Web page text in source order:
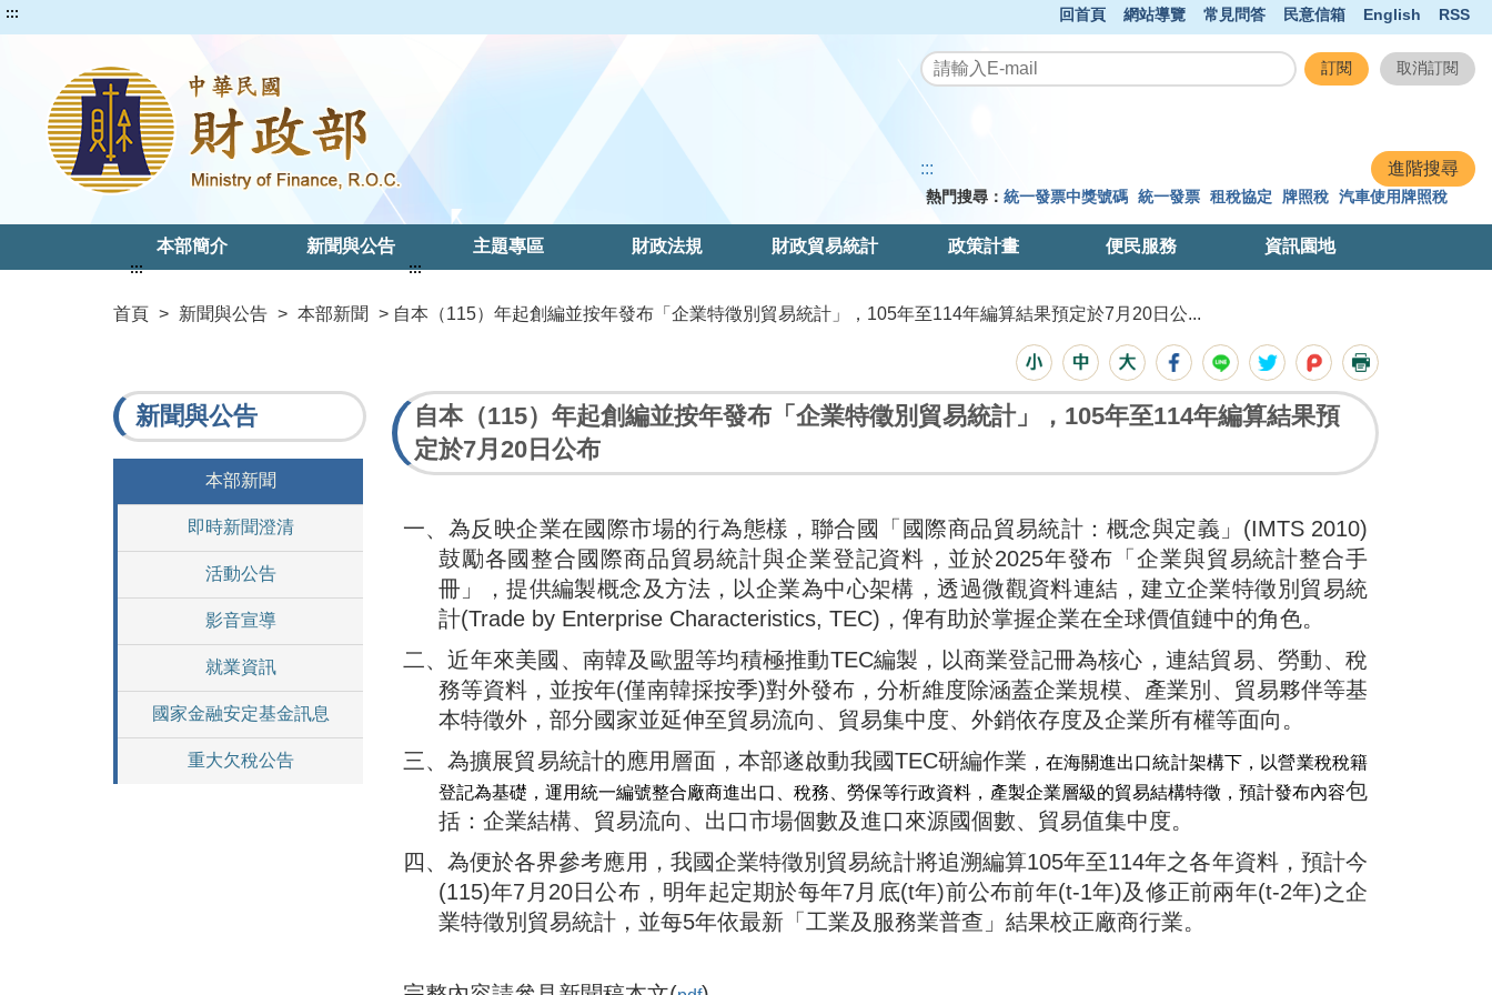
::: 回首頁 網站導覽 常見問答 民意信箱 English RSS
:::
熱門搜尋： 統一發票中獎號碼 統一發票 租稅協定 牌照稅 汽車使用牌照稅
本部簡介 新聞與公告 主題專區 財政法規 財政貿易統計 政策計畫 便民服務 資訊園地
首頁 > 新聞與公告 > 本部新聞 > 自本（115）年起創編並按年發布「企業特徵別貿易統計」，105年至114年編算結果預定於7月20日公...
:::
新聞與公告
本部新聞
即時新聞澄清
活動公告
影音宣導
就業資訊
國家金融安定基金訊息
重大欠稅公告
:::
自本（115）年起創編並按年發布「企業特徵別貿易統計」，105年至114年編算結果預
定於7月20日公布
一、為反映企業在國際市場的行為態樣，聯合國「國際商品貿易統計：概念與定義」(IMTS 2010)
鼓勵各國整合國際商品貿易統計與企業登記資料，並於2025年發布「企業與貿易統計整合手
冊」，提供編製概念及方法，以企業為中心架構，透過微觀資料連結，建立企業特徵別貿易統
計(Trade by Enterprise Characteristics, TEC)，俾有助於掌握企業在全球價值鏈中的角色。
二、近年來美國、南韓及歐盟等均積極推動TEC編製，以商業登記冊為核心，連結貿易、勞動、稅
務等資料，並按年(僅南韓採按季)對外發布，分析維度除涵蓋企業規模、產業別、貿易夥伴等基
本特徵外，部分國家並延伸至貿易流向、貿易集中度、外銷依存度及企業所有權等面向。
三、為擴展貿易統計的應用層面，本部遂啟動我國TEC研編作業 ，在海關進出口統計架構下，以營業稅稅籍
登記為基礎，運用統一編號整合廠商進出口、稅務、勞保等行政資料，產製企業層級的貿易結構特徵，預計發布內容包
括：企業結構、貿易流向、出口市場個數及進口來源國個數、貿易值集中度。
四、為便於各界參考應用，我國企業特徵別貿易統計將追溯編算105年至114年之各年資料，預計今
(115)年7月20日公布，明年起定期於每年7月底(t年)前公布前年(t-1年)及修正前兩年(t-2年)之企
業特徵別貿易統計，並每5年依最新「工業及服務業普查」結果校正廠商行業。